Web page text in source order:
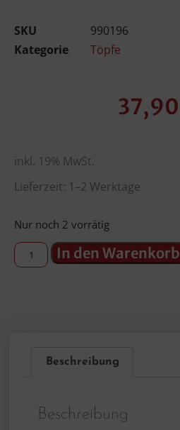
SKU
990196
Kategorie
Töpfe
37,90
inkl. 19% MwSt.
Lieferzeit: 1–2 Werktage
Nur noch 2 vorrätig
In den Warenkorb
Beschreibung
Beschreibung